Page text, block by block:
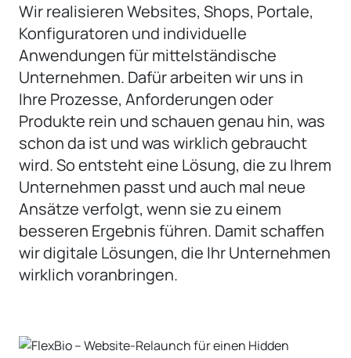
Wir realisieren Websites, Shops, Portale,
Konfiguratoren und individuelle
Anwendungen für mittelständische
Unternehmen. Dafür arbeiten wir uns in
Ihre Prozesse, Anforderungen oder
Produkte rein und schauen genau hin, was
schon da ist und was wirklich gebraucht
wird. So entsteht eine Lösung, die zu Ihrem
Unternehmen passt und auch mal neue
Ansätze verfolgt, wenn sie zu einem
besseren Ergebnis führen. Damit schaffen
wir digitale Lösungen, die Ihr Unternehmen
wirklich voranbringen.